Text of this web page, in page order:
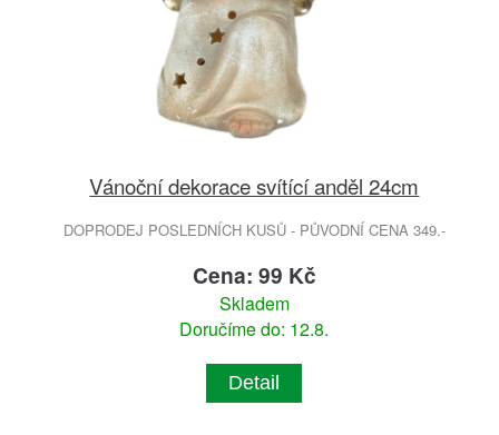
Vánoční dekorace svítící anděl 24cm
DOPRODEJ POSLEDNÍCH KUSŮ - PŮVODNÍ CENA 349.-
Cena: 99 Kč
Skladem
Doručíme do: 12.8.
Detail